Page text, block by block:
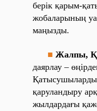
берік қарым-
жобаларының
маңызды.
■ Жалпы,
даярлау –
Қатысушыларды
қаруландыру
жылдардағы